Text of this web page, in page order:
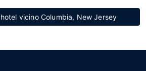
vicino Columbia, New Jersey